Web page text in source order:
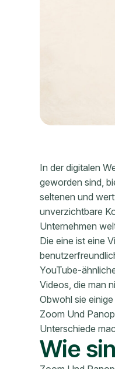
In der digitalen
geworden sind,
seltenen und
unverzichtbare
Unternehmen
Die eine ist eine
YouTube-
Videos, die man
Obwohl sie
Zoom Und
Unterschiede
Wie